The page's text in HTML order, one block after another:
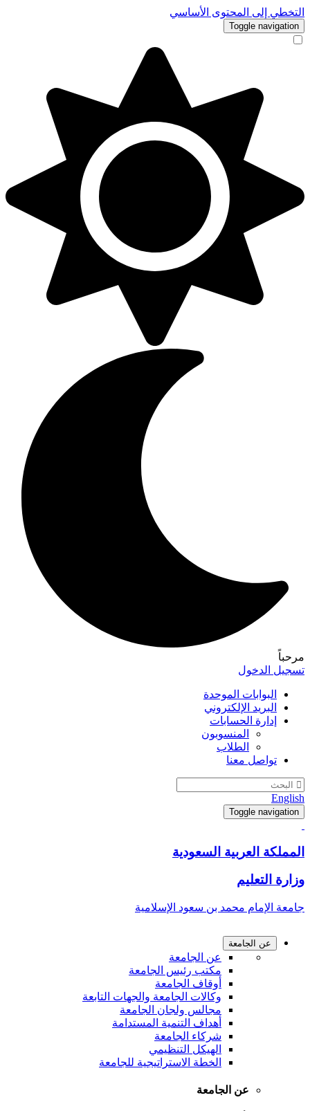
التخطي إلى المحتوى الأساسي
Toggle navigation
مرحباً
تسجيل الدخول
البوابات الموحدة
البريد الإلكتروني
إدارة الحسابات
المنسوبون
الطلاب
تواصل معنا
English
Toggle navigation
المملكة العربية السعودية
وزارة التعليم
جامعة الإمام محمد بن سعود الإسلامية
عن الجامعة
عن الجامعة
مكتب رئيس الجامعة
أوقاف الجامعة
وكالات الجامعة والجهات التابعة
مجالس ولجان الجامعة
أهداف التنمية المستدامة
شركاء الجامعة
الهيكل التنظيمي
الخطة الاستراتيجية للجامعة
عن الجامعة